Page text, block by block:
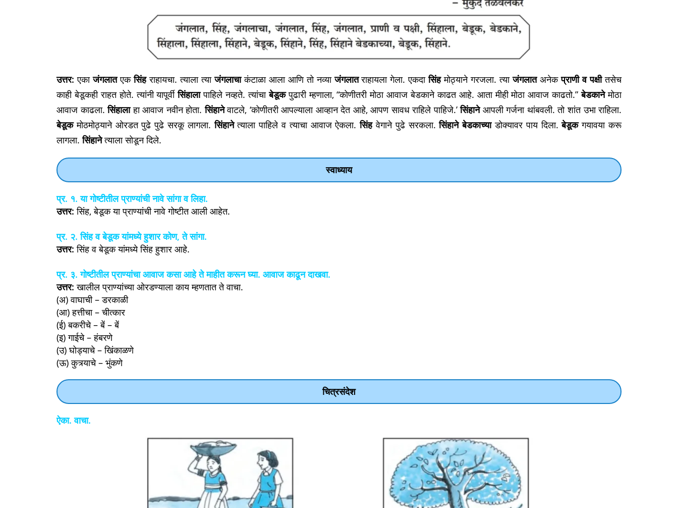
उत्तर:एकाजंगलातएकसिंहराहायचा. त्याला त्याजंगलाचाकंटाळा आला आणि तो नव्याजंगलातराहायला गेला. एकदासिंहमोठ्याने गरजला. त्याजंगलातअनेकप्राणी व पक्षीतसेच
काही बेडूकही राहत होते. त्यांनी यापूर्वीसिंहालापाहिले नव्हते. त्यांचाबेडूकपुढारी म्हणाला, “कोणीतरी मोठा आवाज बेडकाने काढत आहे. आता मीही मोठा आवाज काढतो.”बेडकानेमोठा
आवाज काढला.सिंहालाहा आवाज नवीन होता.सिंहानेवाटले, ‘कोणीतरी आपल्याला आव्हान देत आहे, आपण सावध राहिले पाहिजे.’सिंहानेआपली गर्जना थांबवली. तो शांत उभा राहिला.
बेडूकमोठमोठ्याने ओरडत पुढे पुढे सरकू लागला.सिंहानेत्याला पाहिले व त्याचा आवाज ऐकला.सिंहवेगाने पुढे सरकला.सिंहाने बेडकाच्याडोक्यावर पाय दिला.बेडूकगयावया करू
लागला.सिंहानेत्याला सोडून दिले.
स्वाध्याय
प्र. १. या गोष्टीतील प्राण्यांची नावे सांगा व लिहा.
उत्तर: सिंह, बेडूक या प्राण्यांची नावे गोष्टीत आली आहेत.
प्र. २. सिंह व बेडूक यांमध्ये हुशार कोण, ते सांगा.
उत्तर: सिंह व बेडूक यांमध्ये सिंह हुशार आहे.
प्र. ३. गोष्टीतील प्राण्यांचा आवाज कसा आहे ते माहीत करून घ्या. आवाज काढून दाखवा.
उत्तर:खालील प्राण्यांच्या ओरडण्याला काय म्हणतात ते वाचा.
(अ) वाघाची – डरकाळी
(आ) हत्तीचा – चीत्कार
(ई) बकरीचे – बें – बें
(इ) गाईचे – हंबरणे
(उ) घोड्याचे – खिंकाळणे
(ऊ) कुत्र्याचे – भुंकणे
चित्रसंदेश
ऐका. वाचा.